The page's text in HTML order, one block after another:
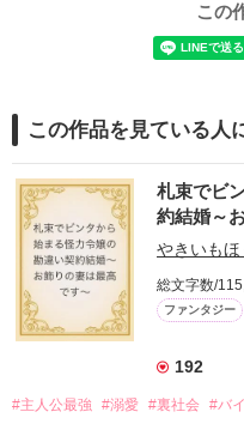
この
この作品を見ている人
札束でビ
約結婚～
やきいもほ
総文字数/
ファンタジー
192
#主人公最強 #溺愛 #裏社会 #バ